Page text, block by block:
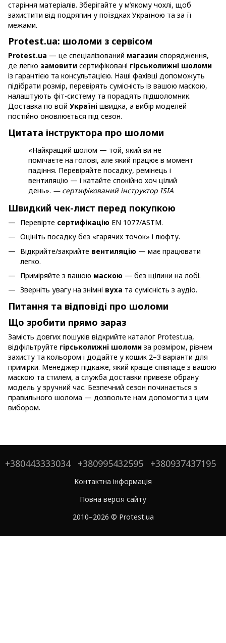
старіння матеріалів. Зберігайте у м’якому чохлі, щоб
захистити від подряпин у поїздках Україною та за її
межами.
Protest.ua: шоломи з сервісом
Protest.ua — це спеціалізований магазин спорядження,
де легко замовити сертифіковані гірськолижні шоломи
із гарантією та консультацією. Наші фахівці допоможуть
підібрати розмір, перевірять сумісність із вашою маскою,
налаштують фіт-систему та порадять підшоломник.
Доставка по всій Україні швидка, а вибір моделей
постійно оновлюється під сезон.
Цитата інструктора про шоломи
«Найкращий шолом — той, який ви не
помічаєте на голові, але який працює в момент
падіння. Перевіряйте посадку, ремінець і
вентиляцію — і катайте спокійно хоч цілий
день». — сертифікований інструктор ISIA
Швидкий чек-лист перед покупкою
Перевірте сертифікацію EN 1077/ASTM.
Оцініть посадку без «гарячих точок» і люфту.
Відкрийте/закрийте вентиляцію — має працювати
легко.
Приміряйте з вашою маскою — без щілини на лобі.
Зверніть увагу на знімні вуха та сумісність з аудіо.
Питання та відповіді про шоломи
Що зробити прямо зараз
Замість довгих пошуків відкрийте каталог Protest.ua,
відфільтруйте гірськолижні шоломи за розміром, рівнем
захисту та кольором і додайте у кошик 2–3 варіанти для
примірки. Менеджер підкаже, який краще співпаде з вашою
маскою та стилем, а служба доставки привезе обрану
модель у зручний час. Безпечний сезон починається з
правильного шолома — дозвольте нам допомогти з цим
вибором.
+380443333034 +380995432595 +380937437195
Контактна інформація
Повна версія сайту
2010–2026 © Protest.ua